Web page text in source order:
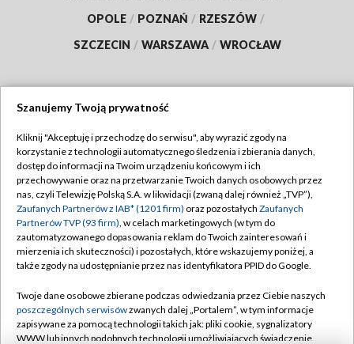
OPOLE / POZNAŃ / RZESZÓW /
SZCZECIN / WARSZAWA / WROCŁAW
TVP
Abonament TVP
Emisja w TVP
Centrum informacji TVP
Naziemna Telewizja Cyfrowa
Rada Programowa
System NOS
Regulamin TVP
Polityka prywatności
Moje zgody
Pomoc
Kontakt
Szanujemy Twoją prywatność
Kliknij "Akceptuję i przechodzę do serwisu", aby wyrazić zgody na
korzystanie z technologii automatycznego śledzenia i zbierania danych,
dostęp do informacji na Twoim urządzeniu końcowym i ich
przechowywanie oraz na przetwarzanie Twoich danych osobowych przez
nas, czyli Telewizję Polską S.A. w likwidacji (zwaną dalej również „TVP”),
Zaufanych Partnerów z IAB* (1201 firm) oraz pozostałych Zaufanych
Partnerów TVP (93 firm), w celach marketingowych (w tym do
zautomatyzowanego dopasowania reklam do Twoich zainteresowań i
mierzenia ich skuteczności) i pozostałych, które wskazujemy poniżej, a
także zgody na udostępnianie przez nas identyfikatora PPID do Google.
Twoje dane osobowe zbierane podczas odwiedzania przez Ciebie naszych
poszczególnych serwisówzwanych dalej „Portalem”, w tym informacje
zapisywane za pomocą technologii takich jak: pliki cookie, sygnalizatory
WWW lub innych podobnych technologii umożliwiających świadczenie